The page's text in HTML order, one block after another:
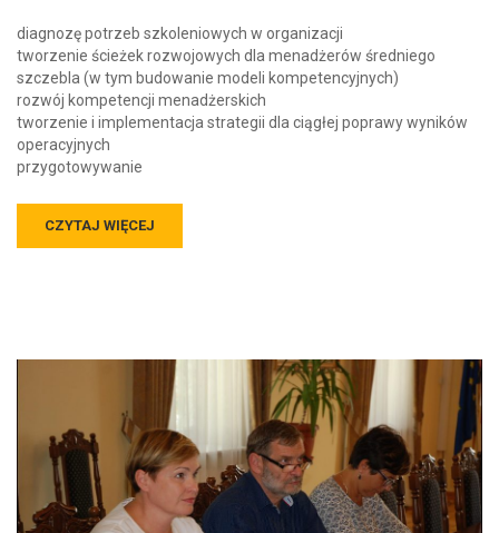
diagnozę potrzeb szkoleniowych w organizacji
tworzenie ścieżek rozwojowych dla menadżerów średniego
szczebla (w tym budowanie modeli kompetencyjnych)
rozwój kompetencji menadżerskich
tworzenie i implementacja strategii dla ciągłej poprawy wyników
operacyjnych
przygotowywanie
CZYTAJ WIĘCEJ